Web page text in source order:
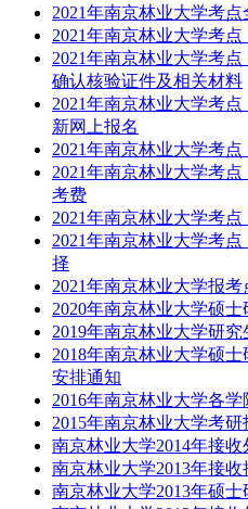
2021年南京林业大学考
2021年南京林业大学考
2021年南京林业大学考
确认核验证件及相关材料
2021年南京林业大学考
新网上报名
2021年南京林业大学考
2021年南京林业大学考
考费
2021年南京林业大学考
2021年南京林业大学考
择
2021年南京林业大学报
2020年南京林业大学硕
2019年南京林业大学研
2018年南京林业大学硕
安排通知
2016年南京林业大学各
2015年南京林业大学考研
南京林业大学2014年接
南京林业大学2013年接
南京林业大学2013年硕